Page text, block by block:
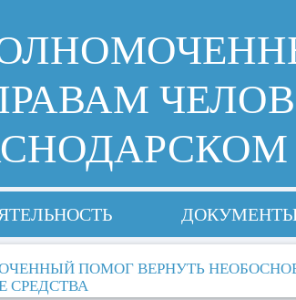
ПОМОГ ВЕРНУТЬ
СРЕДСТВА